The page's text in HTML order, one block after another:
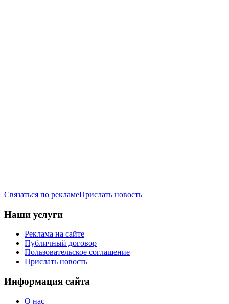
Связаться по рекламеПрислать новость
Наши услуги
Реклама на сайте
Публичный договор
Пользовательское соглашение
Прислать новость
Информация сайта
О нас